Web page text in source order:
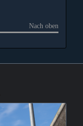
Nach oben